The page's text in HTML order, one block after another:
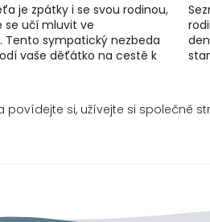
je zpátky i se svou rodinou,
se učí mluvit ve
Tento sympatický nezbeda
vaše děťátko na cestě k
povídejte si, užívejte si společně